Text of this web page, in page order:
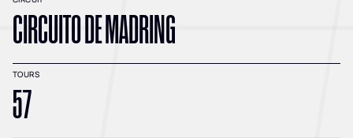
CIRCUITO DE MADRING
TOURS
57